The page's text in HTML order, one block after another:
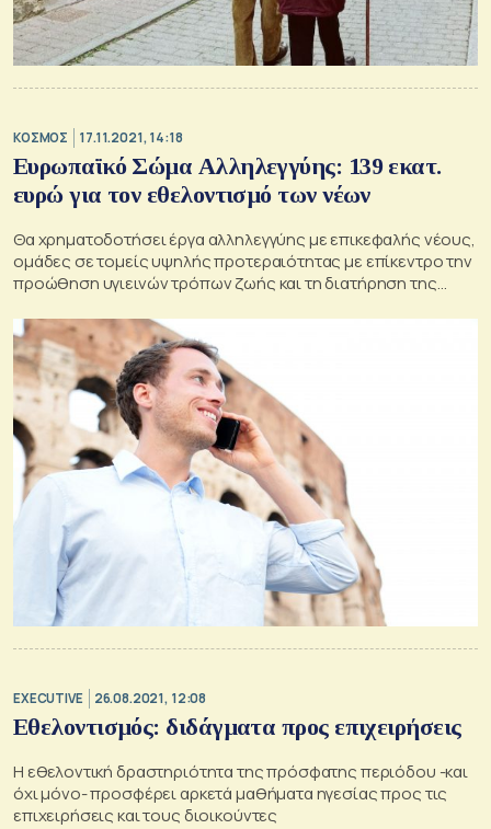
ΚΟΣΜΟΣ 17.11.2021, 14:18
Ευρωπαϊκό Σώμα Αλληλεγγύης: 139 εκατ.
ευρώ για τον εθελοντισμό των νέων
Θα χρηματοδοτήσει έργα αλληλεγγύης με επικεφαλής νέους,
ομάδες σε τομείς υψηλής προτεραιότητας με επίκεντρο την
προώθηση υγιεινών τρόπων ζωής και τη διατήρηση της
EXECUTIVE 26.08.2021, 12:08
Εθελοντισμός: διδάγματα προς επιχειρήσεις
Η εθελοντική δραστηριότητα της πρόσφατης περιόδου -και
όχι μόνο- προσφέρει αρκετά μαθήματα ηγεσίας προς τις
επιχειρήσεις και τους διοικούντες